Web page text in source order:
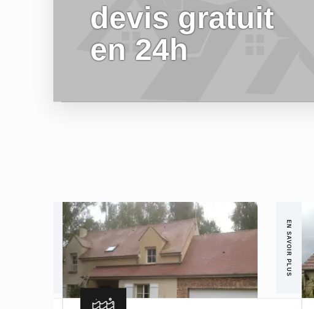
devis gratuit
en 24h
EN SAVOIR PLUS